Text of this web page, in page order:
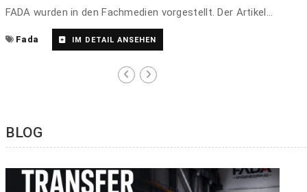
FADA wurden in den Fachmedien vorgestellt. Der Artikel
beleuchtet die Schwerlasttransporttechnologien und die
globale Marktpräsenz des Unternehmens.
Fada IM DETAIL ANSEHEN
BLOG